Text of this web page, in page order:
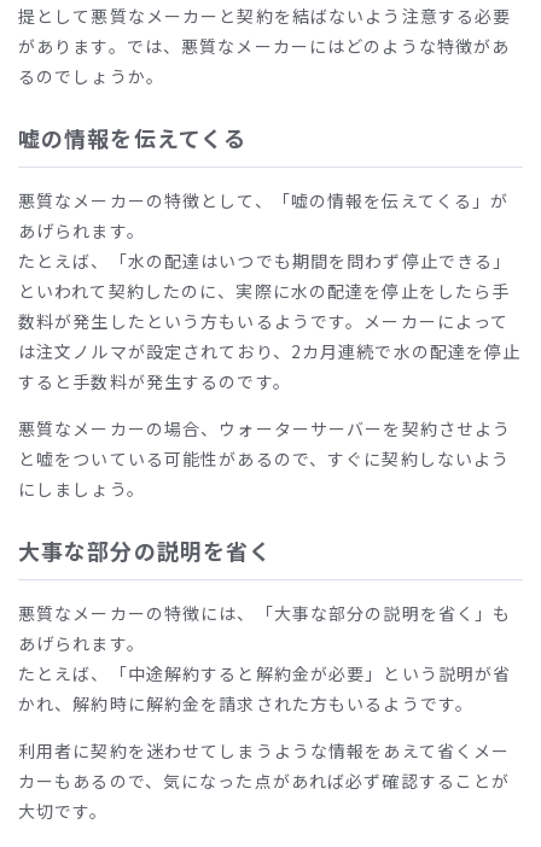
提として悪質なメーカーと契約を結ばないよう注意する必要
があります。では、悪質なメーカーにはどのような特徴があ
るのでしょうか。
嘘の情報を伝えてくる
悪質なメーカーの特徴として、「嘘の情報を伝えてくる」が
あげられます。
たとえば、「水の配達はいつでも期間を問わず停止できる」
といわれて契約したのに、実際に水の配達を停止をしたら手
数料が発生したという方もいるようです。メーカーによって
は注文ノルマが設定されており、2カ月連続で水の配達を停止
すると手数料が発生するのです。
悪質なメーカーの場合、ウォーターサーバーを契約させよう
と嘘をついている可能性があるので、すぐに契約しないよう
にしましょう。
大事な部分の説明を省く
悪質なメーカーの特徴には、「大事な部分の説明を省く」も
あげられます。
たとえば、「中途解約すると解約金が必要」という説明が省
かれ、解約時に解約金を請求された方もいるようです。
利用者に契約を迷わせてしまうような情報をあえて省くメー
カーもあるので、気になった点があれば必ず確認することが
大切です。